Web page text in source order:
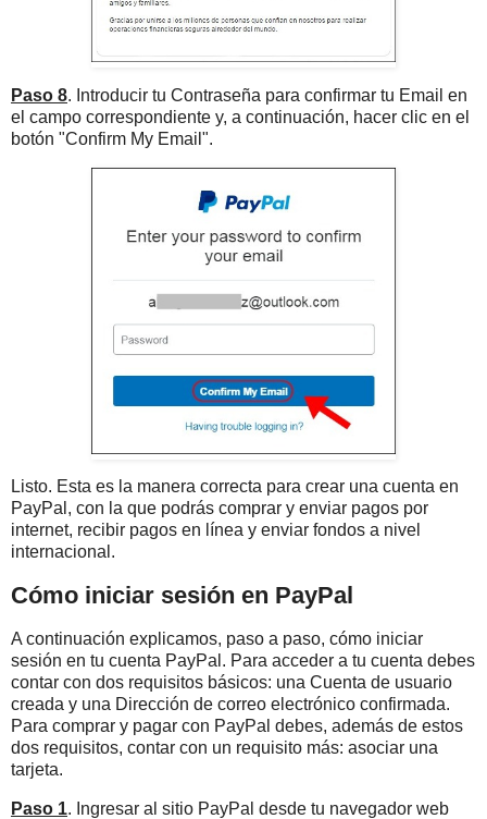
Paso 8. Introducir tu Contraseña para confirmar tu Email en
el campo correspondiente y, a continuación, hacer clic en el
botón "Confirm My Email".
Listo. Esta es la manera correcta para crear una cuenta en
PayPal, con la que podrás comprar y enviar pagos por
internet, recibir pagos en línea y enviar fondos a nivel
internacional.
Cómo iniciar sesión en PayPal
A continuación explicamos, paso a paso, cómo iniciar
sesión en tu cuenta PayPal. Para acceder a tu cuenta debes
contar con dos requisitos básicos: una Cuenta de usuario
creada y una Dirección de correo electrónico confirmada.
Para comprar y pagar con PayPal debes, además de estos
dos requisitos, contar con un requisito más: asociar una
tarjeta.
Paso 1. Ingresar al sitio PayPal desde tu navegador web